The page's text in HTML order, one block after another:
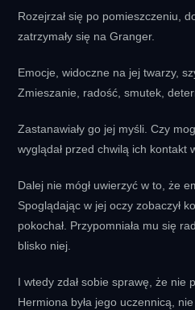
Rozejrzał się po pomieszczeniu,
zatrzymały się na Granger.
Emocje, widoczne na jej twarzy,
Zmieszanie, radość, smutek,
Zastanawiały go jej myśli. Czy
wyglądał przed chwilą ich kontakt
Dalej nie mógł uwierzyć w to, że
Spoglądając w jej oczy zobaczył
pokochał. Przypomniała mu się
blisko niej.
I wtedy zdał sobie sprawę, że nie
Hermiona była jego uczennicą,